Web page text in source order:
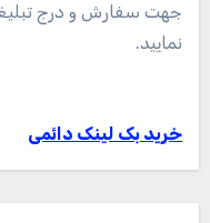
جهت سفارش و درج
نمایید.
خرید بک لینک دائمی